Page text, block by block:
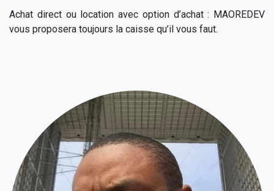
Achat direct ou location avec option d’achat : MAOREDEV
vous proposera toujours la caisse qu’il vous faut.